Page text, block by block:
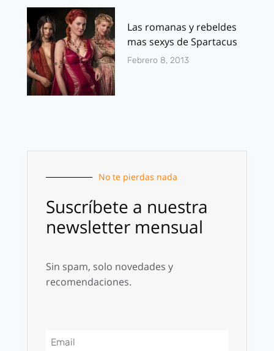
Las romanas y rebeldes
mas sexys de Spartacus
Febrero 8, 2013
No te pierdas nada
Suscríbete a nuestra
newsletter mensual
Sin spam, solo novedades y
recomendaciones.